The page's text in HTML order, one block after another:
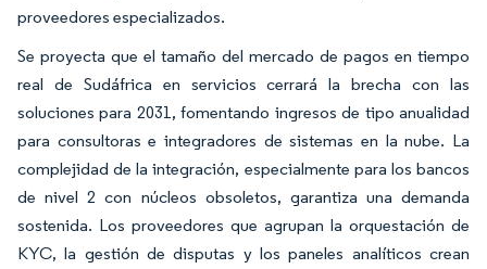
proveedores especializados.
Se proyecta que el tamaño del mercado de pagos en tiempo
real de Sudáfrica en servicios cerrará la brecha con las
soluciones para 2031, fomentando ingresos de tipo anualidad
para consultoras e integradores de sistemas en la nube. La
complejidad de la integración, especialmente para los bancos
de nivel 2 con núcleos obsoletos, garantiza una demanda
sostenida. Los proveedores que agrupan la orquestación de
KYC, la gestión de disputas y los paneles analíticos crean